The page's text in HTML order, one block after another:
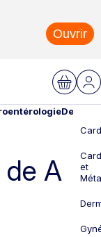
Ouvrir
de A
et